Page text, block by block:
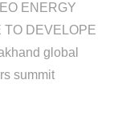
ENERGY
TO DEVELOPE
global
summit